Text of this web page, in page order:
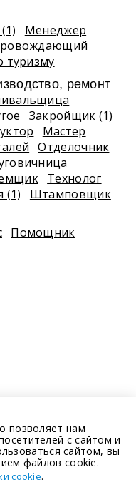
Менеджер
туризму
ремонт
Закройщик (1)
Мастер
Отделочник
Технолог
(1) Штамповщик
Помощник
позволяет нам
с сайтом и
сайтом, вы
файлов cookie.
cookie.